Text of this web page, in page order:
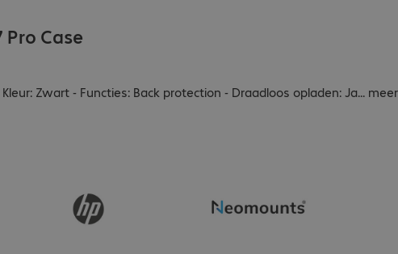
Pro Case
Zwart - Functies: Back protection - Draadloos opladen: Ja... meer